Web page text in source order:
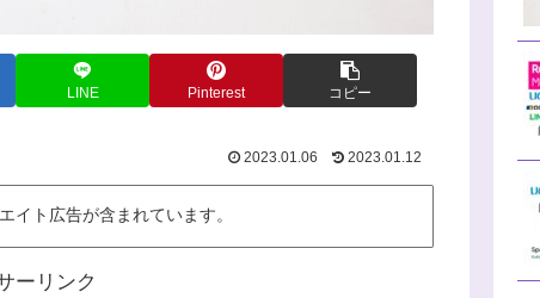
LINE Pinterest コピー
2023.01.06 2023.01.12
イト広告が含まれています。
ーリンク